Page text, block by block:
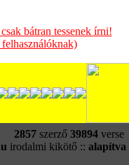
bátran tessenek írni!
2857szerző 39894verse
irodalmi kikötő :: alapítva